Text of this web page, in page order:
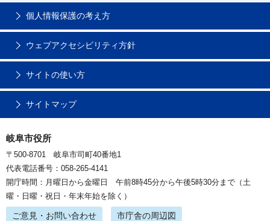
個人情報保護の考え方
ウェブアクセシビリティ方針
サイトの使い方
サイトマップ
岐阜市役所
〒500-8701 岐阜市司町40番地1
代表電話番号：058-265-4141
開庁時間：月曜日から金曜日 午前8時45分から午後5時30分まで（土
曜・日曜・祝日・年末年始を除く）
ご意見・お問い合わせ 市庁舎の周辺図